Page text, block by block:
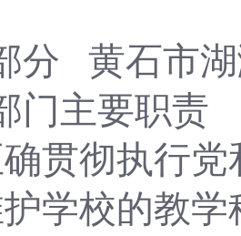
分
黄石市
门主要职责
贯彻执行
学校的教